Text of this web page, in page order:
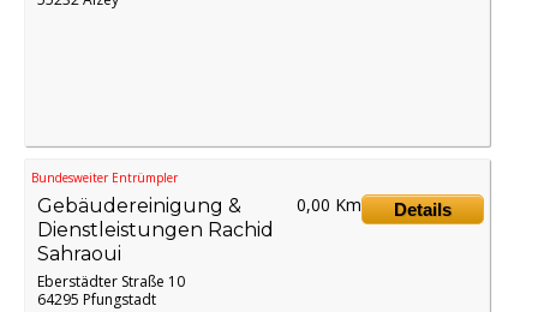
Bundesweiter Entrümpler
0,00 Km Details
Gebäudereinigung &
Dienstleistungen Rachid
Sahraoui
Eberstädter Straße 10
64295 Pfungstadt